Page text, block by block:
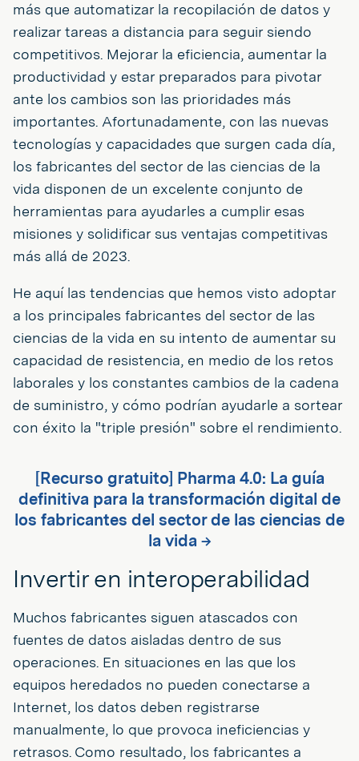
más que automatizar la recopilación de datos y
realizar tareas a distancia para seguir siendo
competitivos. Mejorar la eficiencia, aumentar la
productividad y estar preparados para pivotar
ante los cambios son las prioridades más
importantes. Afortunadamente, con las nuevas
tecnologías y capacidades que surgen cada día,
los fabricantes del sector de las ciencias de la
vida disponen de un excelente conjunto de
herramientas para ayudarles a cumplir esas
misiones y solidificar sus ventajas competitivas
más allá de 2023.
He aquí las tendencias que hemos visto adoptar
a los principales fabricantes del sector de las
ciencias de la vida en su intento de aumentar su
capacidad de resistencia, en medio de los retos
laborales y los constantes cambios de la cadena
de suministro, y cómo podrían ayudarle a sortear
con éxito la "triple presión" sobre el rendimiento.
[Recurso gratuito] Pharma 4.0: La guía
definitiva para la transformación digital de
los fabricantes del sector de las ciencias de
la vida →
Invertir en interoperabilidad
Muchos fabricantes siguen atascados con
fuentes de datos aisladas dentro de sus
operaciones. En situaciones en las que los
equipos heredados no pueden conectarse a
Internet, los datos deben registrarse
manualmente, lo que provoca ineficiencias y
retrasos. Como resultado, los fabricantes a